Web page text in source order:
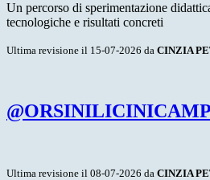
Un percorso di sperimentazione
tecnologiche e risultati concreti
Ultima revisione il 15-07-2026 da CINZIA
Ultima revisione il 08-07-2026 da CINZIA